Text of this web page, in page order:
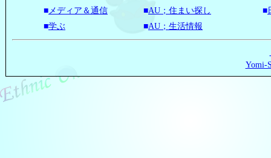
■メディア＆通信 ■AU；住まい探し ■
■学ぶ ■AU；生活情報
Yomi-